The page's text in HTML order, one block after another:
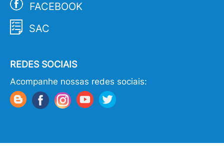
FACEBOOK
SAC
REDES SOCIAIS
Acompanhe nossas redes sociais: